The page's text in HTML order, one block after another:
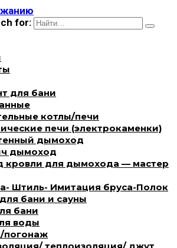
for:
для бани
котлы/печи
печи (электрокаменки)
дымоход
дымоход
кровли для дымохода — мастер
Штиль- Имитация бруса-Полок
бани и сауны
бани
воды
погонаж